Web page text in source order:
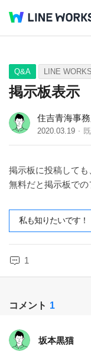
Q&A Tips
Q&A LINE WORKS
掲示板表示
住吉青海事
2020.03.19
掲示板に投稿しても
無料だと掲示板で
私も知りたいです！
1
コメント 1
坂本黒猫